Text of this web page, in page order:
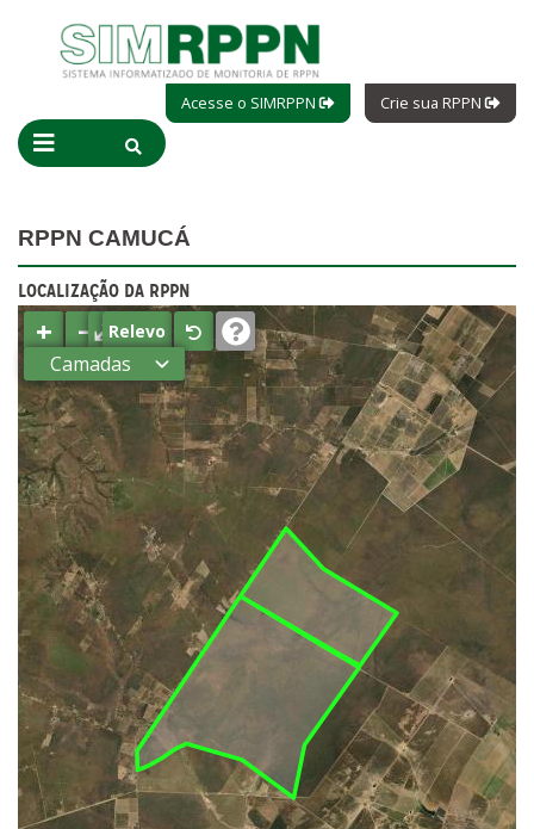
Acesse o SIMRPPN Crie sua RPPN
RPPN CAMUCÁ
LOCALIZAÇÃO DA RPPN
+ −⤢Relevo
Camadas
Estados
Municípios
Terras
indígenas
(FUNAI)
UC Federal
UC Estaduais
UC
Municipais
Hidrografia
1:1.000.000
(ANA)
Biomas
(IBGE)